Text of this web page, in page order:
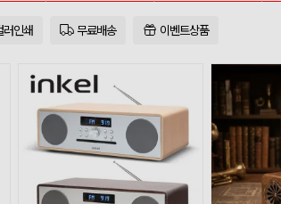
러인쇄 무료배송 이벤트상품